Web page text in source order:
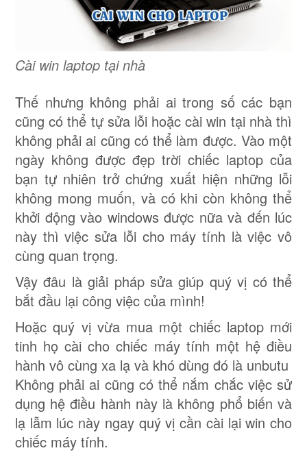
Cài win laptop tại nhà
Thế nhưng không phải ai trong số các bạn
cũng có thể tự sửa lỗi hoặc cài win tại nhà thì
không phải ai cũng có thể làm được. Vào một
ngày không được đẹp trời chiếc laptop của
bạn tự nhiên trở chứng xuất hiện những lỗi
không mong muốn, và có khi còn không thể
khởi động vào windows được nữa và đến lúc
này thì việc sửa lỗi cho máy tính là việc vô
cùng quan trọng.
Vậy đâu là giải pháp sửa giúp quý vị có thể
bắt đầu lại công việc của mình!
Hoặc quý vị vừa mua một chiếc laptop mới
tinh họ cài cho chiếc máy tính một hệ điều
hành vô cùng xa lạ và khó dùng đó là unbutu
Không phải ai cũng có thể nắm chắc việc sử
dụng hệ điều hành này là không phổ biến và
lạ lẫm lúc này ngay quý vị cần cài lại win cho
chiếc máy tính.